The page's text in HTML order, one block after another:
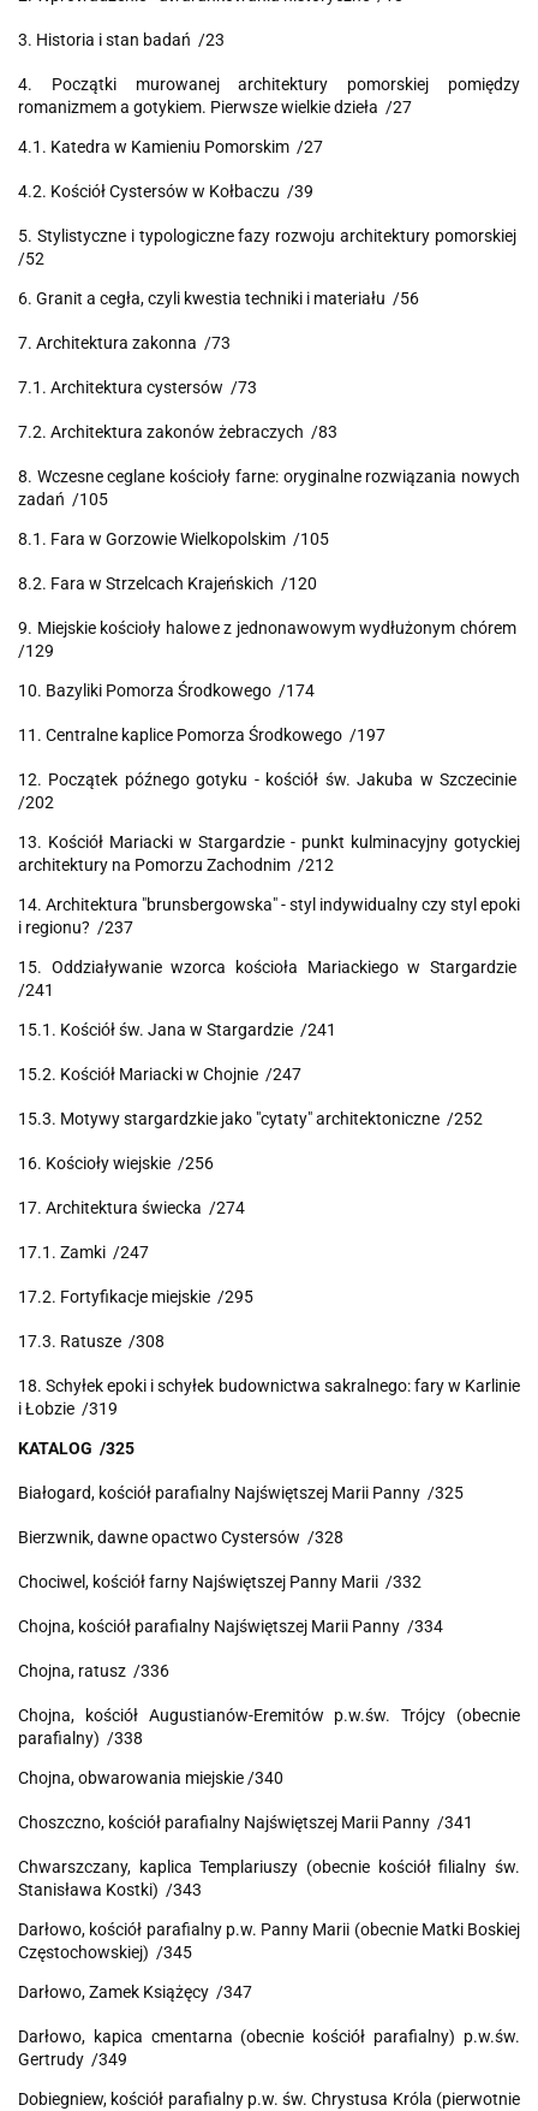
3. Historia i stan badań /23
4. Początki murowanej architektury pomorskiej pomiędzy
romanizmem a gotykiem. Pierwsze wielkie dzieła /27
4.1. Katedra w Kamieniu Pomorskim /27
4.2. Kościół Cystersów w Kołbaczu /39
5. Stylistyczne i typologiczne fazy rozwoju architektury pomorskiej
/52
6. Granit a cegła, czyli kwestia techniki i materiału /56
7. Architektura zakonna /73
7.1. Architektura cystersów /73
7.2. Architektura zakonów żebraczych /83
8. Wczesne ceglane kościoły farne: oryginalne rozwiązania nowych
zadań /105
8.1. Fara w Gorzowie Wielkopolskim /105
8.2. Fara w Strzelcach Krajeńskich /120
9. Miejskie kościoły halowe z jednonawowym wydłużonym chórem
/129
10. Bazyliki Pomorza Środkowego /174
11. Centralne kaplice Pomorza Środkowego /197
12. Początek późnego gotyku - kościół św. Jakuba w Szczecinie
/202
13. Kościół Mariacki w Stargardzie - punkt kulminacyjny gotyckiej
architektury na Pomorzu Zachodnim /212
14. Architektura "brunsbergowska" - styl indywidualny czy styl epoki
i regionu? /237
15. Oddziaływanie wzorca kościoła Mariackiego w Stargardzie
/241
15.1. Kościół św. Jana w Stargardzie /241
15.2. Kościół Mariacki w Chojnie /247
15.3. Motywy stargardzkie jako "cytaty" architektoniczne /252
16. Kościoły wiejskie /256
17. Architektura świecka /274
17.1. Zamki /247
17.2. Fortyfikacje miejskie /295
17.3. Ratusze /308
18. Schyłek epoki i schyłek budownictwa sakralnego: fary w Karlinie
i Łobzie /319
KATALOG /325
Białogard, kościół parafialny Najświętszej Marii Panny /325
Bierzwnik, dawne opactwo Cystersów /328
Chociwel, kościół farny Najświętszej Panny Marii /332
Chojna, kościół parafialny Najświętszej Marii Panny /334
Chojna, ratusz /336
Chojna, kościół Augustianów-Eremitów p.w.św. Trójcy (obecnie
parafialny) /338
Chojna, obwarowania miejskie /340
Choszczno, kościół parafialny Najświętszej Marii Panny /341
Chwarszczany, kaplica Templariuszy (obecnie kościół filialny św.
Stanisława Kostki) /343
Darłowo, kościół parafialny p.w. Panny Marii (obecnie Matki Boskiej
Częstochowskiej) /345
Darłowo, Zamek Książęcy /347
Darłowo, kapica cmentarna (obecnie kościół parafialny) p.w.św.
Gertrudy /349
Dobiegniew, kościół parafialny p.w. św. Chrystusa Króla (pierwotnie